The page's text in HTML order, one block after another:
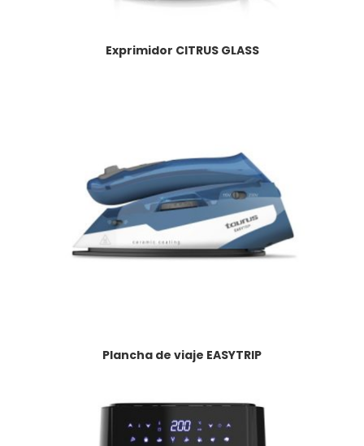
Exprimidor CITRUS GLASS
Plancha de viaje EASYTRIP